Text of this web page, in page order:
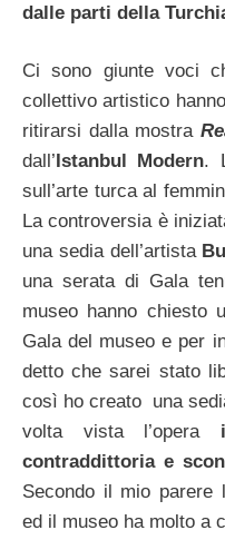
dalle parti della
Ci sono giunte voci
collettivo artistico
ritirarsi dalla mostra
dall’Istanbul Modern.
sull’arte turca al
La controversia è
una sedia dell’artista
una serata di Gala
museo hanno chiesto
Gala del museo e per
detto che sarei stato
così ho creato una
volta vista l’operai
contraddittoria e
Secondo il mio parere
ed il museo ha molto a